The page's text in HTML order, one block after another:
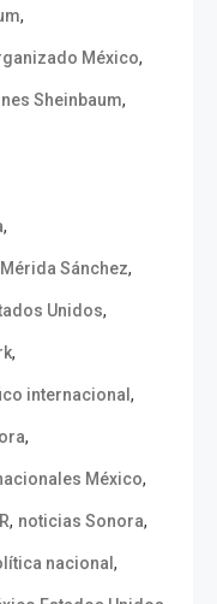
,
México,
Sheinbaum,
,
Sánchez,
Unidos,
,
internacional ,
,
México,
, noticias Sonora,
nacional ,